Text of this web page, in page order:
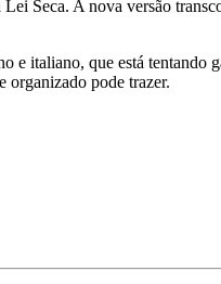
Seca. A nova versão
italiano, que está tentando
organizado pode trazer.